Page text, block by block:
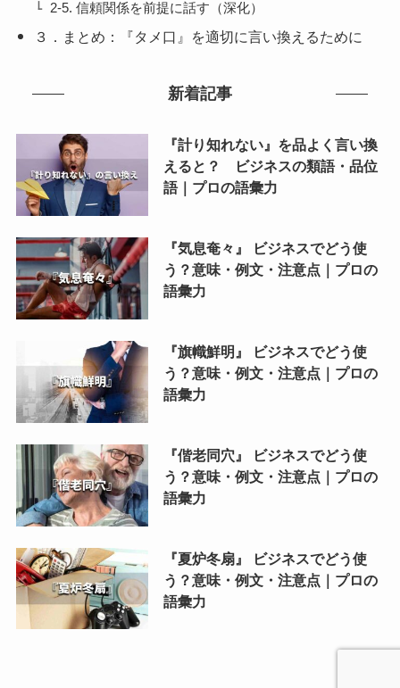
2-5. 信頼関係を前提に話す（深化）
３．まとめ：『タメ口』を適切に言い換えるために
新着記事
『計り知れない』を品よく言い換
えると？ ビジネスの類語・品位
語｜プロの語彙力
『気息奄々』 ビジネスでどう使
う？意味・例文・注意点｜プロの
語彙力
『旗幟鮮明』 ビジネスでどう使
う？意味・例文・注意点｜プロの
語彙力
『偕老同穴』 ビジネスでどう使
う？意味・例文・注意点｜プロの
語彙力
『夏炉冬扇』 ビジネスでどう使
う？意味・例文・注意点｜プロの
語彙力